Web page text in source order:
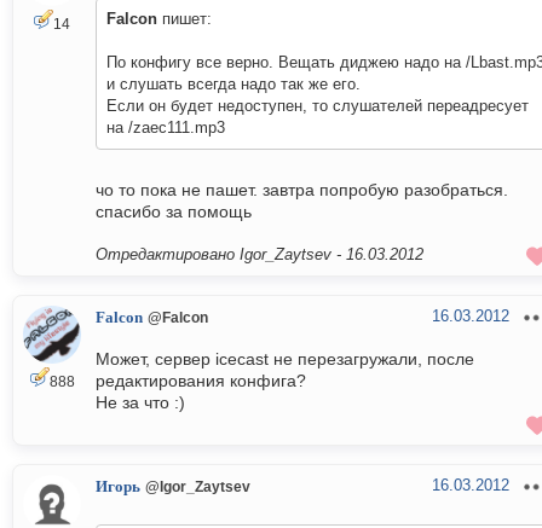
14 Falcon пишет:
По конфигу все верно. Вещать диджею надо на /
и слушать всегда надо так же его.
Если он будет недоступен, то слушателей переадресует
на /zaec111.mp3
чо то пока не пашет. завтра попробую разобраться.
спасибо за помощь
Отредактировано Igor_Zaytsev - 16.03.2012
888
Falcon @Falcon 16.03.2012
Может, сервер icecast не перезагружали, после
редактирования конфига?
Не за что :)
Игорь @Igor_Zaytsev 16.03.2012